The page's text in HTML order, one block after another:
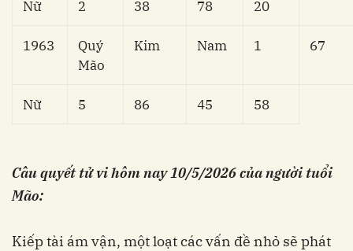
Nữ 2 38 78 20
1963
Quý
Mão
Kim Nam 1 67
Nữ 5 86 45 58
Câu quyết tử vi hôm nay10/5/2026 của người tuổi
Mão:
Kiếp tài ám vận, một loạt các vấn đề nhỏ sẽ phát